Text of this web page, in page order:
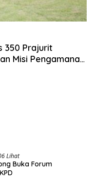
350 Prajurit
Misi Pengamanan
Lihat
Buka Forum